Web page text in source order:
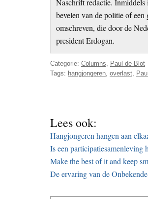
Naschrift redactie. Inmiddels
bevelen van de politie of een
omschreven, die door de
president Erdogan.
Categorie: Columns
Paul de Blot
Tags: hangjongeren overlast
Lees ook:
Hangjongeren hangen aan
Is een participatiesamenleving
Make the best of it and keep
De ervaring van de